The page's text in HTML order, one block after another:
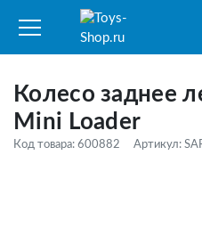
Колесо заднее
Mini Loader
Код товара: 600882 Артикул: